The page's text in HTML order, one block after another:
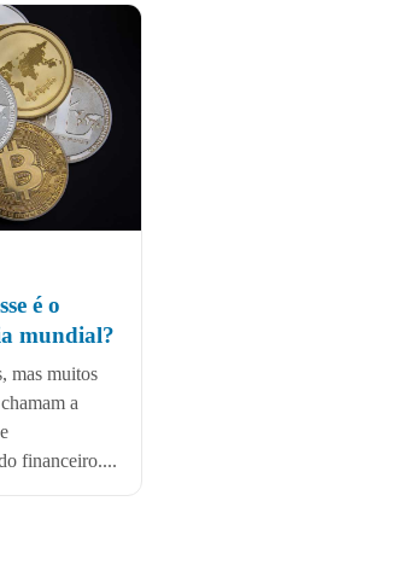
é o
mundial?
mas muitos
a
financeiro....